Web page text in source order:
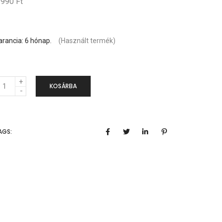
6 hónap. (Használt termék)
KOSÁRBA